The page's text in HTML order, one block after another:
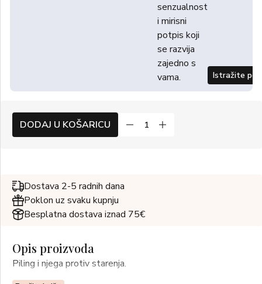
senzualnost
i mirisni
potpis koji
se razvija
zajedno s
vama.
Istražite
DODAJ U KOŠARICU
Dostava 2-5 radnih dana
Poklon uz svaku kupnju
Besplatna dostava iznad 75€
Opis proizvoda
Piling i njega protiv starenja.